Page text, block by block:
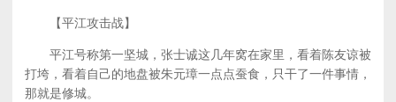
【平江攻击战】
平江号称第一坚城，张士诚这几年窝在家里，看着陈友谅被
打垮，看着自己的地盘被朱元璋一点点蚕食，只干了一件事情，
那就是修城。